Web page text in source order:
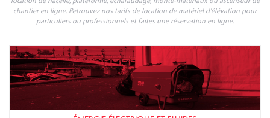
chantier en ligne. Retrouvez nos tarifs de location de matériel d'élévation pour
particuliers ou professionnels et faites une réservation en ligne.